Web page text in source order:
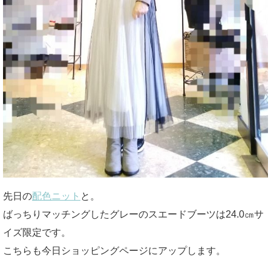
先日の配色ニット と。
ばっちりマッチングしたグレーのスエードブーツは24.0㎝サ
イズ限定です。
こちらも今日ショッピングページにアップします。